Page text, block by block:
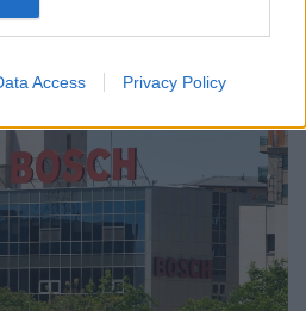
Access Privacy Policy
média és PR
ahol átlagosan száz feletti
állásra.